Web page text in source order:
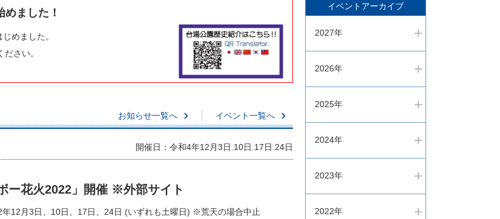
めました！
めました。
さい。
お知らせ一覧へ イベント一覧へ
開催日：令和4年12月3日.10日.17日.24日
ー花火2022」開催 ※外部サイト
年12月3日、10日、17日、24日 (いずれも土曜日) ※荒天の場合中止
イベントアーカイブ
2027年
2026年
2025年
2024年
2023年
2022年